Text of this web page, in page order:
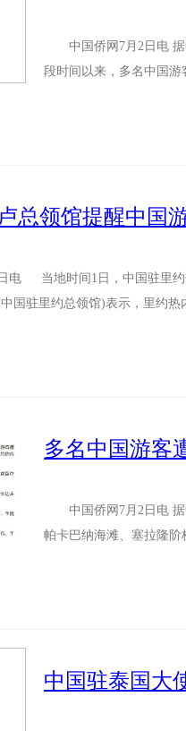
中国侨网7月2日电 据
段时间以来，多名中国
总领馆提醒中国
当地时间1日，中国驻里
国驻里约总领馆)表示，里约
多名中国游客
中国侨网7月2日电 据
帕卡巴纳海滩、塞拉隆
中国驻泰国大